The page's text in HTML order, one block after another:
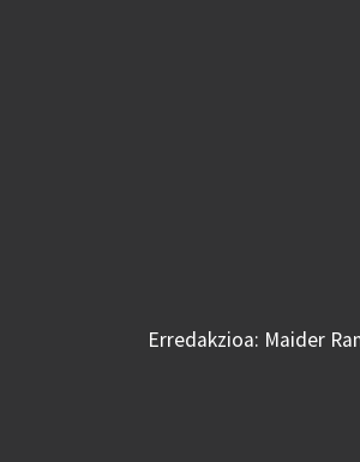
Erredakzioa: Maider